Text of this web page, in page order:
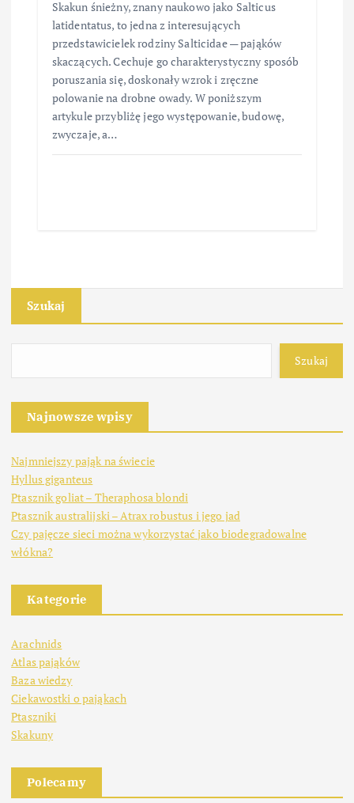
Skakun śnieżny, znany naukowo jako Salticus
latidentatus, to jedna z interesujących
przedstawicielek rodziny Salticidae — pająków
skaczących. Cechuje go charakterystyczny sposób
poruszania się, doskonały wzrok i zręczne
polowanie na drobne owady. W poniższym
artykule przybliżę jego występowanie, budowę,
zwyczaje, a…
Szukaj
Szukaj
Najnowsze wpisy
Najmniejszy pająk na świecie
Hyllus giganteus
Ptasznik goliat – Theraphosa blondi
Ptasznik australijski – Atrax robustus i jego jad
Czy pajęcze sieci można wykorzystać jako biodegradowalne
włókna?
Kategorie
Arachnids
Atlas pająków
Baza wiedzy
Ciekawostki o pająkach
Ptaszniki
Skakuny
Polecamy